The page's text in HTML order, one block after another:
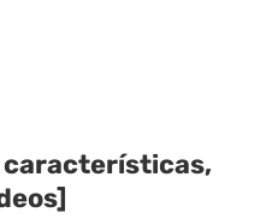
características,